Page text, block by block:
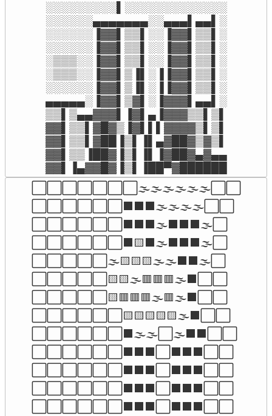
░░░░░░░░░▌░░░░░░░░░░░░░
░░░░░░▄▄▄▄▄▄▄░░▄▄▄▌▄▄▌░
░░░░░░▐▓▓▌▒▒▌░░▐▓▓▌▒▒▌░
░░░░░░▐▓▓▌▒▒▌░░▐▓▓▌▒▒▌░
░▒▒▒░░▐▓▓▌▒▒▌░░▐▓▓▌▒▒▌░
░▒▒▒░░▐▓▓▌▒▐▌░▐▐▓▓▌▒▒▌░
░░░░░░▐▓▓▌▒▐▌░▐▐▓▓▌▒▒▌░
▄▄▄▄▄░▐▓▓▌▒▓▌░▐▓▓▓▌▄▄▌░
▒▒▌▒▄▄▓▓▓▌▐▓▌▄▐▓▓▓▒▒▌▒▌
▓▓▌▒▒▌▓█▓▒▐▓▌▌▌▓▓▓▓▒▌▒▌
▓▓▌▒▒▌▓██▐▒▌▐▌▄▓██▓▒▓▒▌
▓▓▌▒▒▐██▓▐▒▌▐▌▐▓██▓▄▓▄▄
▓▓▌▐▄▓▓█▓▐▒▌▐██▀▓██████
⬜⬜⬜⬜⬜⬜⬜🌫️🌫️🌫️🌫️🌫️🌫️⬜⬜
⬜⬜⬜⬜⬜⬜⬛⬛⬛🌫️🌫️🌫️🌫️⬜⬜
⬜⬜⬜⬜⬜⬜⬛⬛⬛🌫️⬛⬛⬛🌫️⬜
⬜⬜⬜⬜⬜⬜⬛🟨⬛🌫️⬛⬛⬛🌫️⬜
⬜⬜⬜⬜⬜🌫️🟨🟨🟨🌫️🌫️⬛⬛🌫️⬜
⬜⬜⬜⬜⬜🟨🟨🌫️🟥🟥🟥🌫️⬛⬜⬜
⬜⬜⬜⬜⬜🟨🟥🟥🟥🌫️🟥🌫️⬛⬜⬜
⬜⬜⬜⬜⬜⬜🟨🟨🟨🟨🟨🌫️⬛⬜⬜
⬜⬜⬜⬜⬜⬜⬛🌫️🌫️⬜🌫️⬛⬛⬜⬜